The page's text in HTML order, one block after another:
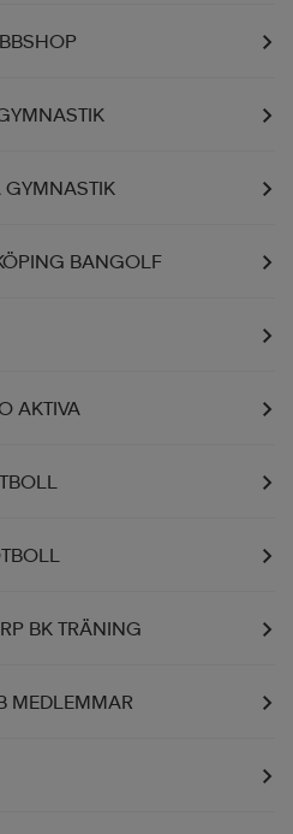
BANGOLF
AKTIVA
BK TRÄNING
MEDLEMMAR